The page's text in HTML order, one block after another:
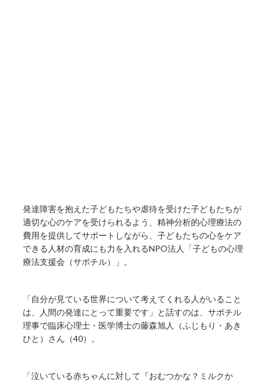
発達障害を抱えた子どもたちや虐待を受けた子どもたちが
適切な心のケアを受けられるよう、精神分析的心理療法の
費用を提供してサポートしながら、子どもたちの心をケア
できる人材の育成にも力を入れるNPO法人「子どもの心理
療法支援会（サポチル）」。
「自分が見ている世界について考えてくれる人がいること
は、人間の発達にとって重要です」と話すのは、サポチル
理事で臨床心理士・医学博士の藤森旭人（ふじもり・あき
ひと）さん（40）。
「泣いている赤ちゃんに対して『おむつかな？ミルクか